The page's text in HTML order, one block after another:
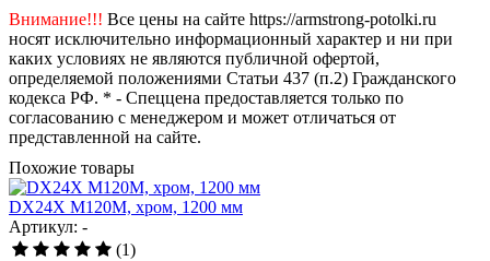
Внимание!!! Все цены на сайте https://armstrong-potolki.ru
носят исключительно информационный характер и ни при
каких условиях не являются публичной офертой,
определяемой положениями Статьи 437 (п.2) Гражданского
кодекса РФ. * - Спеццена предоставляется только по
согласованию с менеджером и может отличаться от
представленной на сайте.
Похожие товары
DX24X M120M, хром, 1200 мм
Артикул: -
(1)